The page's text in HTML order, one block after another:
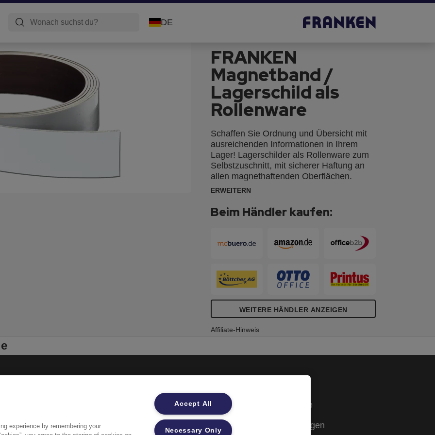
DE
FRANKEN
Magnetband /
Lagerschild als
Rollenware
Schaffen Sie Ordnung und Übersicht mit
ausreichenden Informationen in Ihrem
Lager! Lagerschilder als Rollenware zum
Selbstzuschnitt, mit sicherer Haftung an
allen magnethaftenden Oberflächen.
ERWEITERN
Beim Händler kaufen:
WEITERE HÄNDLER ANZEIGEN
Affiliate-Hinweis
Datenschutzhinweise
Datenzugriffsberechtigung
Rechtliche Hinweise
Garantiebestimmungen
experience by remembering your
Accept All
Necessary Only